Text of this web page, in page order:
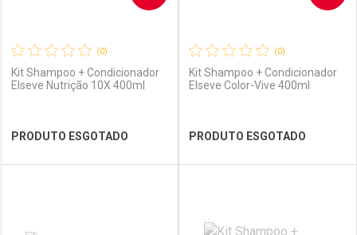
Ver Desconto Convênio Ver Desconto Convênio
(0)
Kit Shampoo + Condicionador
Elseve Nutrição 10X 400ml
PRODUTO ESGOTADO
(0)
Kit Shampoo + Condicionador
Elseve Color-Vive 400ml
PRODUTO ESGOTADO